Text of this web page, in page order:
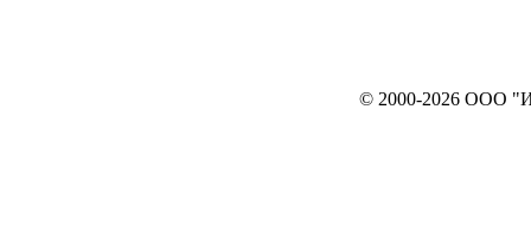
© 2000-2026 ООО "ИНТЕРЬЕР`c"